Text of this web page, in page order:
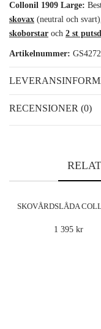
Collonil 1909 Large:
skovax (neutral och
skoborstar och 2 st
Artikelnummer:
RECENSIONER (0)
SKOVÅRDSLÅDA
1909
1 395 kr